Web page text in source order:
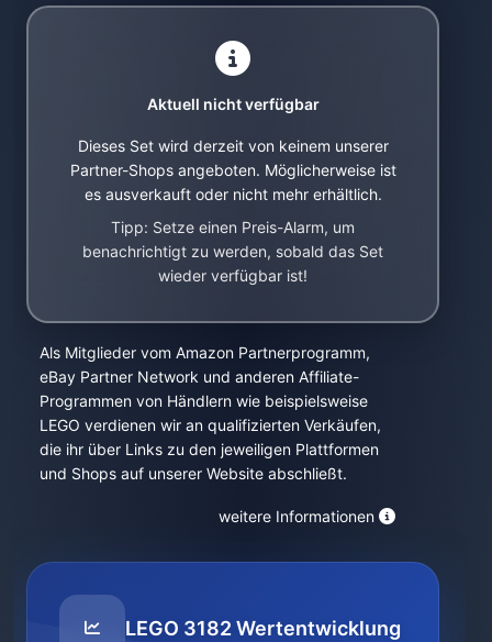
Aktuell nicht verfügbar
Dieses Set wird derzeit von keinem unserer
Partner-Shops angeboten. Möglicherweise ist
es ausverkauft oder nicht mehr erhältlich.
Tipp: Setze einen Preis-Alarm, um
benachrichtigt zu werden, sobald das Set
wieder verfügbar ist!
Als Mitglieder vom Amazon Partnerprogramm,
eBay Partner Network und anderen Affiliate-
Programmen von Händlern wie beispielsweise
LEGO verdienen wir an qualifizierten Verkäufen,
die ihr über Links zu den jeweiligen Plattformen
und Shops auf unserer Website abschließt.
weitere Informationen
LEGO 3182 Wertentwicklung